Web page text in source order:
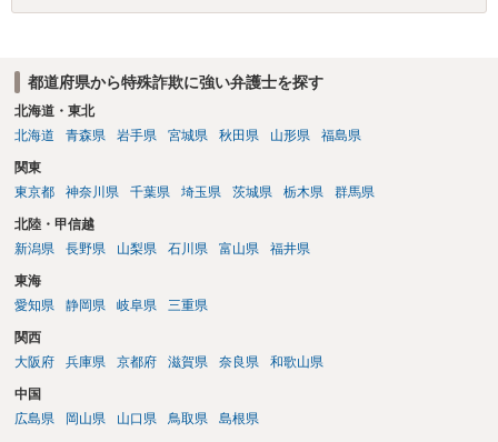
都道府県から特殊詐欺に強い弁護士を探す
北海道・東北
北海道
青森県 岩手県 宮城県 秋田県 山形県 福島県
関東
東京都
神奈川県 千葉県 埼玉県 茨城県 栃木県 群馬県
北陸・甲信越
新潟県
長野県 山梨県 石川県 富山県 福井県
東海
愛知県
静岡県 岐阜県 三重県
関西
大阪府
兵庫県 京都府 滋賀県 奈良県 和歌山県
中国
広島県
岡山県 山口県 鳥取県 島根県